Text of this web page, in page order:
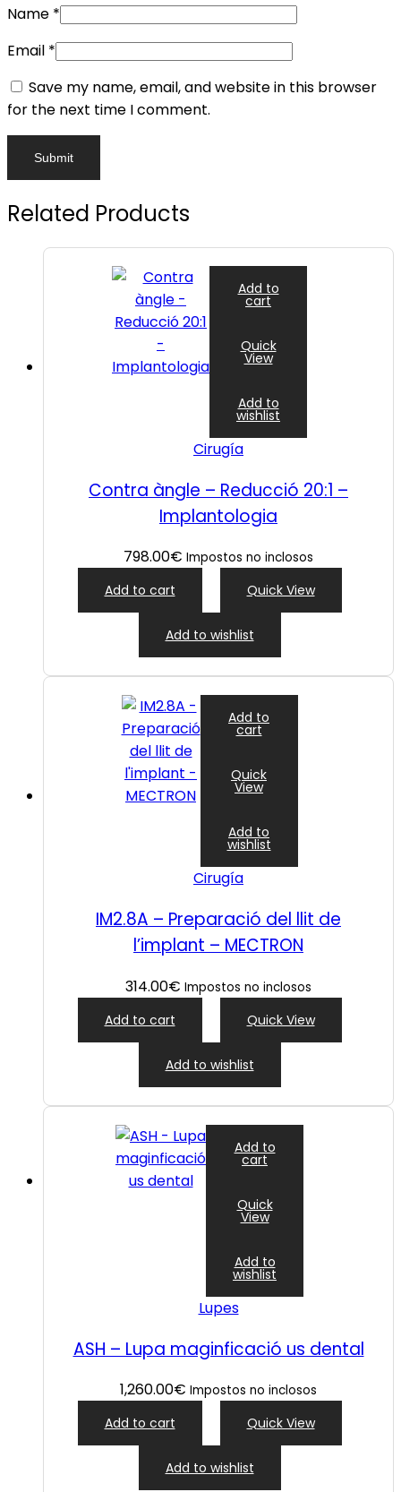
Name *
Email *
Save my name, email, and website in this browser
for the next time I comment.
Related Products
Add to
cart
Quick
View
Add to
wishlist
Cirugía
Contra àngle – Reducció 20:1 –
Implantologia
798.00€ Impostos no inclosos
Add to cart Quick View
Add to wishlist
Add to
cart
Quick
View
Add to
wishlist
Cirugía
IM2.8A – Preparació del llit de
l’implant – MECTRON
314.00€ Impostos no inclosos
Add to cart Quick View
Add to wishlist
Add to
cart
Quick
View
Add to
wishlist
Lupes
ASH – Lupa maginficació us dental
1,260.00€ Impostos no inclosos
Add to cart Quick View
Add to wishlist